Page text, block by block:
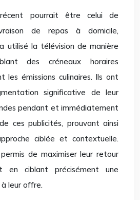
pourrait être celui de
de repas à domicile,
utilisé la télévision de manière
des créneaux horaires
les émissions culinaires. Ils ont
significative de leur
pendant et immédiatement
ces publicités, prouvant ainsi
ciblée et contextuelle.
de maximiser leur retour
en ciblant précisément une
leur offre.